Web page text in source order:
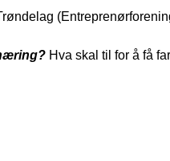
Hva skal til for å få